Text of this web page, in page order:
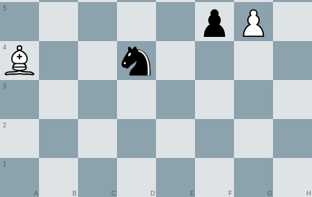
1
2
3
4
5
A B C D E F G H